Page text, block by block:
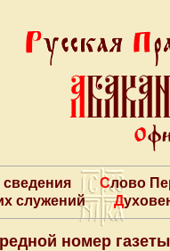
сведения
Слово
служений
номер